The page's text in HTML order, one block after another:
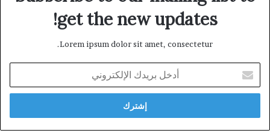
get the new updates!
Lorem ipsum dolor sit amet, consectetur.
بريدك
الإلكتروني